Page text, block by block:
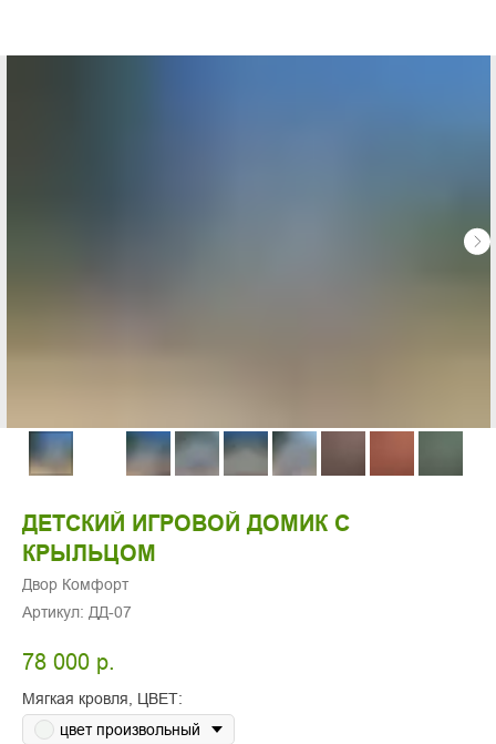
ДЕТСКИЙ ИГРОВОЙ ДОМИК С
КРЫЛЬЦОМ
Двор Комфорт
Артикул: ДД-07
78 000 р.
Мягкая кровля, ЦВЕТ:
цвет произвольный